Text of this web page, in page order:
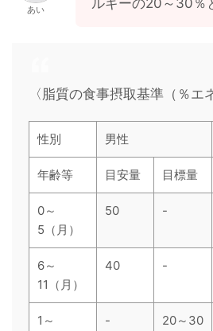
あい ルギーの20～30％
〈脂質の食事摂取基準（％エ
性別 男性
年齢等 目安量 目標量
0～
5（月）
50 -
6～
11（月）
40 -
1～
- 20～30